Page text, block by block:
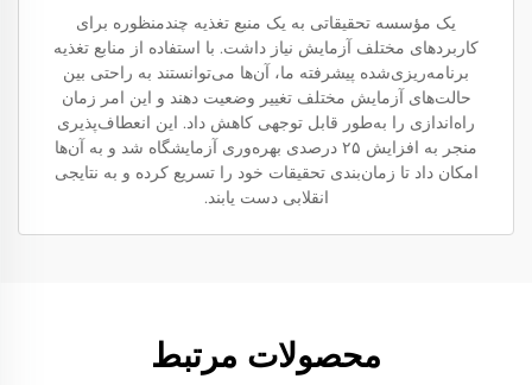
یک مؤسسه تحقیقاتی به یک منبع تغذیه چندمنظوره برای
کاربردهای مختلف آزمایش نیاز داشت. با استفاده از منابع تغذیه
برنامه‌ریزی‌شده پیشرفته ما، آن‌ها می‌توانستند به راحتی بین
حالت‌های آزمایش مختلف تغییر وضعیت دهند و این امر زمان
راه‌اندازی را به‌طور قابل توجهی کاهش داد. این انعطاف‌پذیری
منجر به افزایش ۲۵ درصدی بهره‌وری آزمایشگاه شد و به آن‌ها
امکان داد تا زمان‌بندی تحقیقات خود را تسریع کرده و به نتایجی
انقلابی دست یابند.
محصولات مرتبط